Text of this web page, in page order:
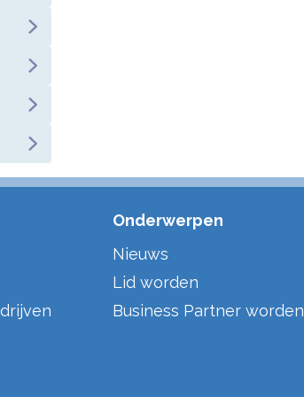
Onderwerpen
Nieuws
Lid worden
Business Partner worden